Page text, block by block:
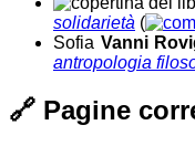
solidarietà (
Sofia Vanni
antropologia
🔗 Pagine